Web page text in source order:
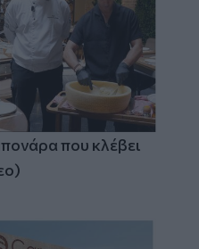
που κλέβει